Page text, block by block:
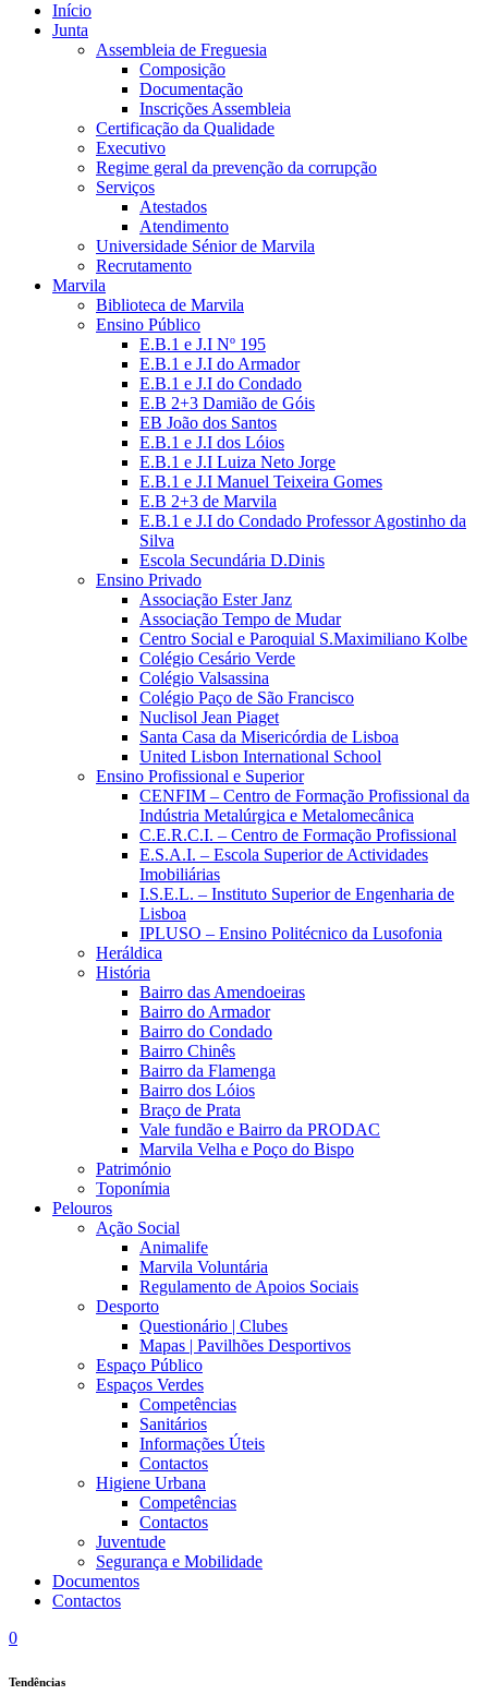
Início
Junta
Assembleia de Freguesia
Composição
Documentação
Inscrições Assembleia
Certificação da Qualidade
Executivo
Regime geral da prevenção da corrupção
Serviços
Atestados
Atendimento
Universidade Sénior de Marvila
Recrutamento
Marvila
Biblioteca de Marvila
Ensino Público
E.B.1 e J.I Nº 195
E.B.1 e J.I do Armador
E.B.1 e J.I do Condado
E.B 2+3 Damião de Góis
EB João dos Santos
E.B.1 e J.I dos Lóios
E.B.1 e J.I Luiza Neto Jorge
E.B.1 e J.I Manuel Teixeira Gomes
E.B 2+3 de Marvila
E.B.1 e J.I do Condado Professor Agostinho da
Silva
Escola Secundária D.Dinis
Ensino Privado
Associação Ester Janz
Associação Tempo de Mudar
Centro Social e Paroquial S.Maximiliano Kolbe
Colégio Cesário Verde
Colégio Valsassina
Colégio Paço de São Francisco
Nuclisol Jean Piaget
Santa Casa da Misericórdia de Lisboa
United Lisbon International School
Ensino Profissional e Superior
CENFIM – Centro de Formação Profissional da
Indústria Metalúrgica e Metalomecânica
C.E.R.C.I. – Centro de Formação Profissional
E.S.A.I. – Escola Superior de Actividades
Imobiliárias
I.S.E.L. – Instituto Superior de Engenharia de
Lisboa
IPLUSO – Ensino Politécnico da Lusofonia
Heráldica
História
Bairro das Amendoeiras
Bairro do Armador
Bairro do Condado
Bairro Chinês
Bairro da Flamenga
Bairro dos Lóios
Braço de Prata
Vale fundão e Bairro da PRODAC
Marvila Velha e Poço do Bispo
Património
Toponímia
Pelouros
Ação Social
Animalife
Marvila Voluntária
Regulamento de Apoios Sociais
Desporto
Questionário | Clubes
Mapas | Pavilhões Desportivos
Espaço Público
Espaços Verdes
Competências
Sanitários
Informações Úteis
Contactos
Higiene Urbana
Competências
Contactos
Juventude
Segurança e Mobilidade
Documentos
Contactos
0
Tendências